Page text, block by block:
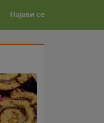
Најави се